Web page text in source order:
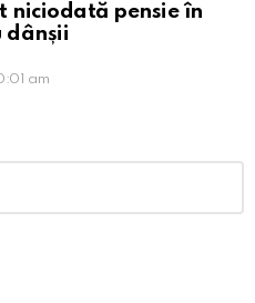
niciodată pensie în
dânșii
am